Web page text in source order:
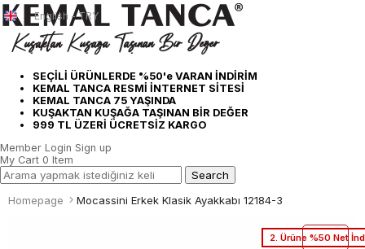
SEÇİLİ ÜRÜNLERDE %50'e VARAN İNDİRİM
KEMAL TANCA RESMİ İNTERNET SİTESİ
KEMAL TANCA 75 YAŞINDA
KUŞAKTAN KUŞAĞA TAŞINAN BİR DEĞER
999 TL ÜZERİ ÜCRETSİZ KARGO
English - TRY
Member Login Sign up
My Cart 0 Item
Homepage Mocassini Erkek Klasik Ayakkabı 12184-3
2. Ürüne %50 Net